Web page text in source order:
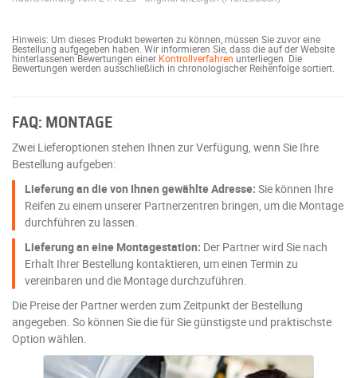
Hinweis: Um dieses Produkt bewerten zu können, müssen Sie zuvor eine
Bestellung aufgegeben haben. Wir informieren Sie, dass die auf der Website
hinterlassenen Bewertungen einer Kontrollverfahren unterliegen. Die
Bewertungen werden ausschließlich in chronologischer Reihenfolge sortiert.
FAQ: MONTAGE
Zwei Lieferoptionen stehen Ihnen zur Verfügung, wenn Sie Ihre
Bestellung aufgeben:
Lieferung an die von Ihnen gewählte Adresse: Sie können Ihre
Reifen zu einem unserer Partnerzentren bringen, um die Montage
durchführen zu lassen.
Lieferung an eine Montagestation: Der Partner wird Sie nach
Erhalt Ihrer Bestellung kontaktieren, um einen Termin zu
vereinbaren und die Montage durchzuführen.
Die Preise der Partner werden zum Zeitpunkt der Bestellung
angegeben. So können Sie die für Sie günstigste und praktischste
Option wählen.